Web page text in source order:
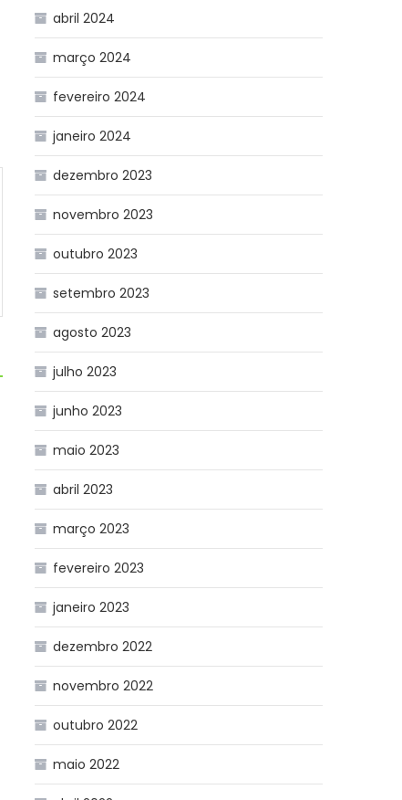
abril 2024
março 2024
fevereiro 2024
janeiro 2024
dezembro 2023
novembro 2023
outubro 2023
setembro 2023
agosto 2023
julho 2023
junho 2023
maio 2023
abril 2023
março 2023
fevereiro 2023
janeiro 2023
dezembro 2022
novembro 2022
outubro 2022
maio 2022